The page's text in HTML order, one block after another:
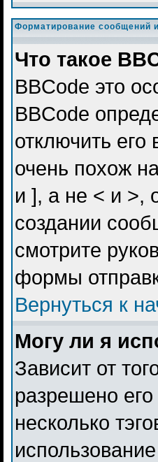
Форматирование сообщений
Что такое
BBCode это
BBCode
отключить
очень похож
и ], а не < и >,
создании
смотрите
формы
Вернуться к
Могу ли я
Зависит от
разрешено его
несколько